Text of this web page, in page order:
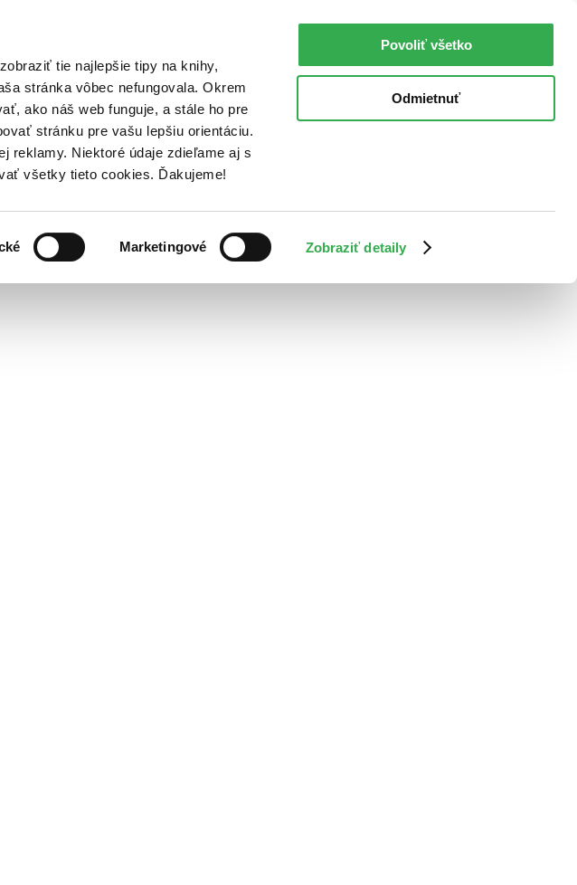
tie najlepšie tipy na knihy,
stránka vôbec nefungovala. Okrem
ako náš web funguje, a stále ho pre
stránku pre vašu lepšiu orientáciu.
reklamy. Niektoré údaje zdieľame aj s
všetky tieto cookies. Ďakujeme!
Marketingové Zobraziť detaily
Povoliť všetko
Odmietnuť